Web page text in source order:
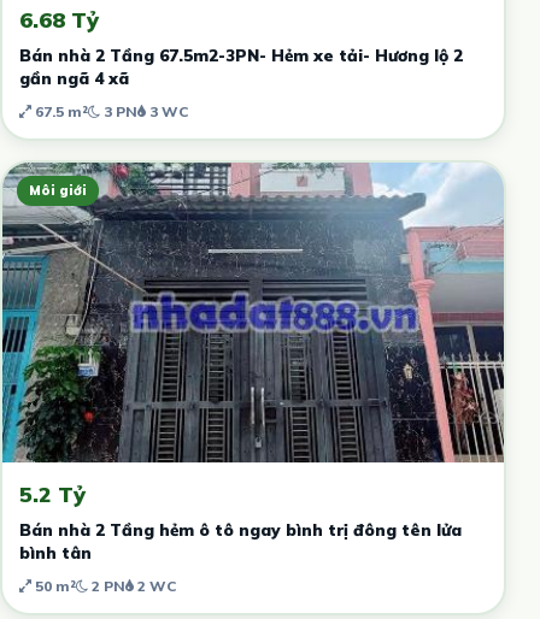
6.68 Tỷ
Bán nhà 2 Tầng 67.5m2-3PN- Hẻm xe tải- Hương lộ 2
gần ngã 4 xã
67.5 m² 3 PN 3 WC
Môi giới
5.2 Tỷ
Bán nhà 2 Tầng hẻm ô tô ngay bình trị đông tên lửa
bình tân
50 m² 2 PN 2 WC